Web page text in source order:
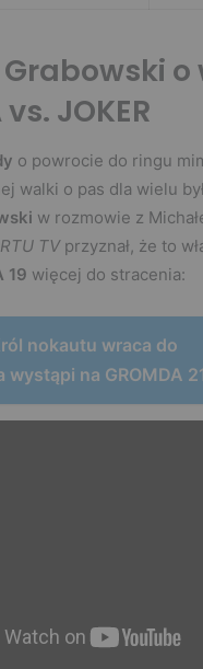
o
JOKER
o powrocie do ringu
walki o pas dla wielu
w rozmowie z
TVprzyznał, że to
19 więcej do stracenia:
nokautu wraca do
wystąpi na GROMDA